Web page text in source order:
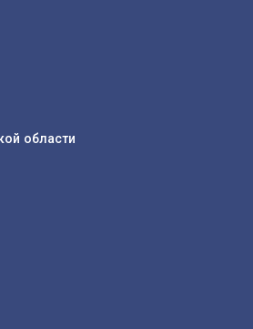
области